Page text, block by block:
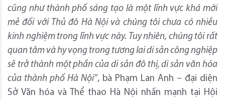
cũng như thành phố sáng tạo là một lĩnh vực khá mới
mẻ đối với Thủ đô Hà Nội và chúng tôi chưa có nhiều
kinh nghiệm trong lĩnh vực này. Tuy nhiên, chúng tôi rất
quan tâm và hy vọng trong tương lai di sản công nghiệp
sẽ trở thành một phần của di sản đô thị, di sản văn hóa
của thành phố Hà Nội”, bà Phạm Lan Anh – đại diện
Sở Văn hóa và Thể thao Hà Nội nhấn mạnh tại Hội